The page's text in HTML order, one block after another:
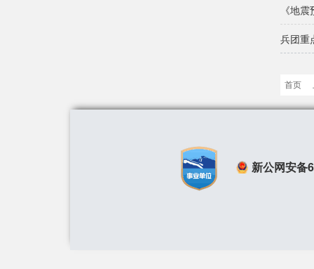
《地
兵团重
首页
新公网安备